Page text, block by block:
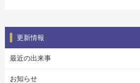
更新情報
最近の出来事
お知らせ